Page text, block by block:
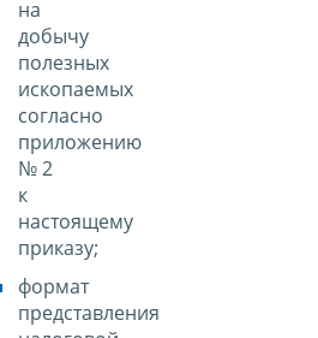
на
добычу
полезных
ископаемых
согласно
приложению
№ 2
к
настоящему
приказу;
формат
представления